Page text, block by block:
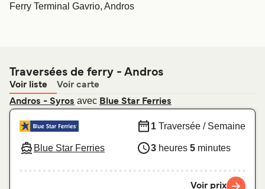
Ferry Terminal Gavrio, Andros
Traversées de ferry - Andros
Voir liste
Voir carte
Andros - Syros avec Blue Star Ferries
Blue Star Ferries
1 Traversée / Semaine
3 heures 5 minutes
Voir prix